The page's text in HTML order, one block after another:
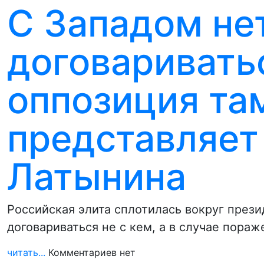
С Западом
оппозиция
Латынина
Российская элита сплотилась вокруг
договариваться не с кем, а в случае
читать... Комментариев нет